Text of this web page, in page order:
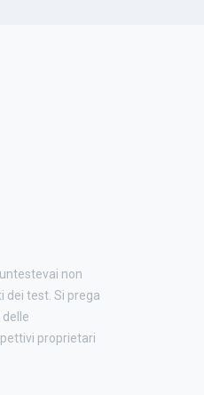
non
dei test. Si prega
proprietari